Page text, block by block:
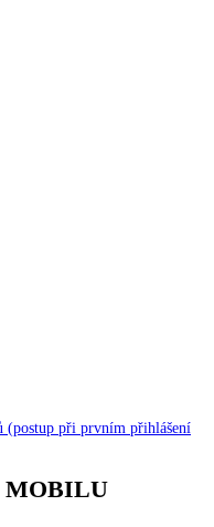
(postup při prvním přihlášení
MOBILU